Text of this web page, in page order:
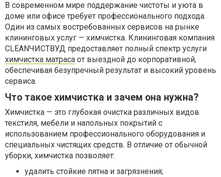
В современном мире поддержание чистоты и уюта в
доме или офисе требует профессионального подхода.
Один из самых востребованных сервисов на рынке
клининговых услуг — химчистка. Клининговая компания
CLEANЧИСТВУД предоставляет полный спектр услуги
химчистка матраса от выездной до корпоративной,
обеспечивая безупречный результат и высокий уровень
сервиса.
Что такое химчистка и зачем она нужна?
Химчистка — это глубокая очистка различных видов
текстиля, мебели и напольных покрытий с
использованием профессионального оборудования и
специальных чистящих средств. В отличие от обычной
уборки, химчистка позволяет:
удалить стойкие пятна и загрязнения;